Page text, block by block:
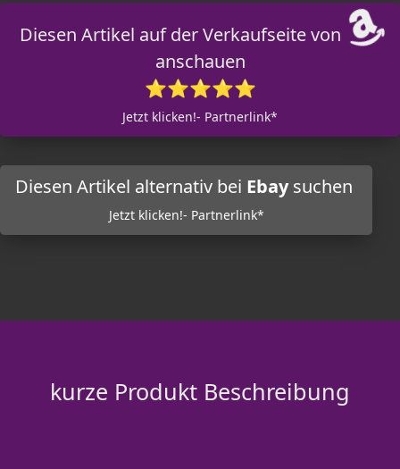
Diesen Artikel auf der Verkaufseite von
anschauen
⭐⭐⭐⭐⭐
Jetzt klicken!- Partnerlink*
Diesen Artikel alternativ bei Ebaysuchen
Jetzt klicken!- Partnerlink*
kurze Produkt Beschreibung